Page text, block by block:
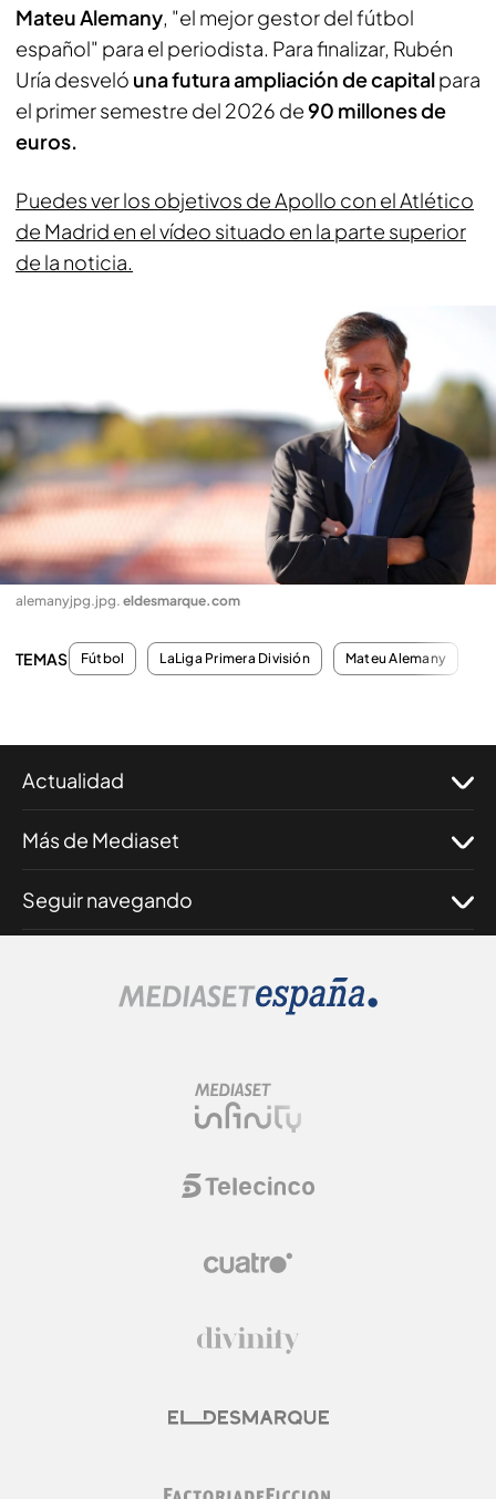
Mateu Alemany, "el mejor gestor del fútbol
español" para el periodista. Para finalizar, Rubén
Uría desveló una futura ampliación de capitalpara
el primer semestre del 2026 de90 millones de
euros.
Puedes ver los objetivos de Apollo con el Atlético
de Madrid en el vídeo situado en la parte superior
de la noticia.
alemanyjpg.jpg. eldesmarque.com
TEMAS Fútbol LaLiga Primera División Mateu Alemany
Actualidad
Más de Mediaset
Seguir navegando